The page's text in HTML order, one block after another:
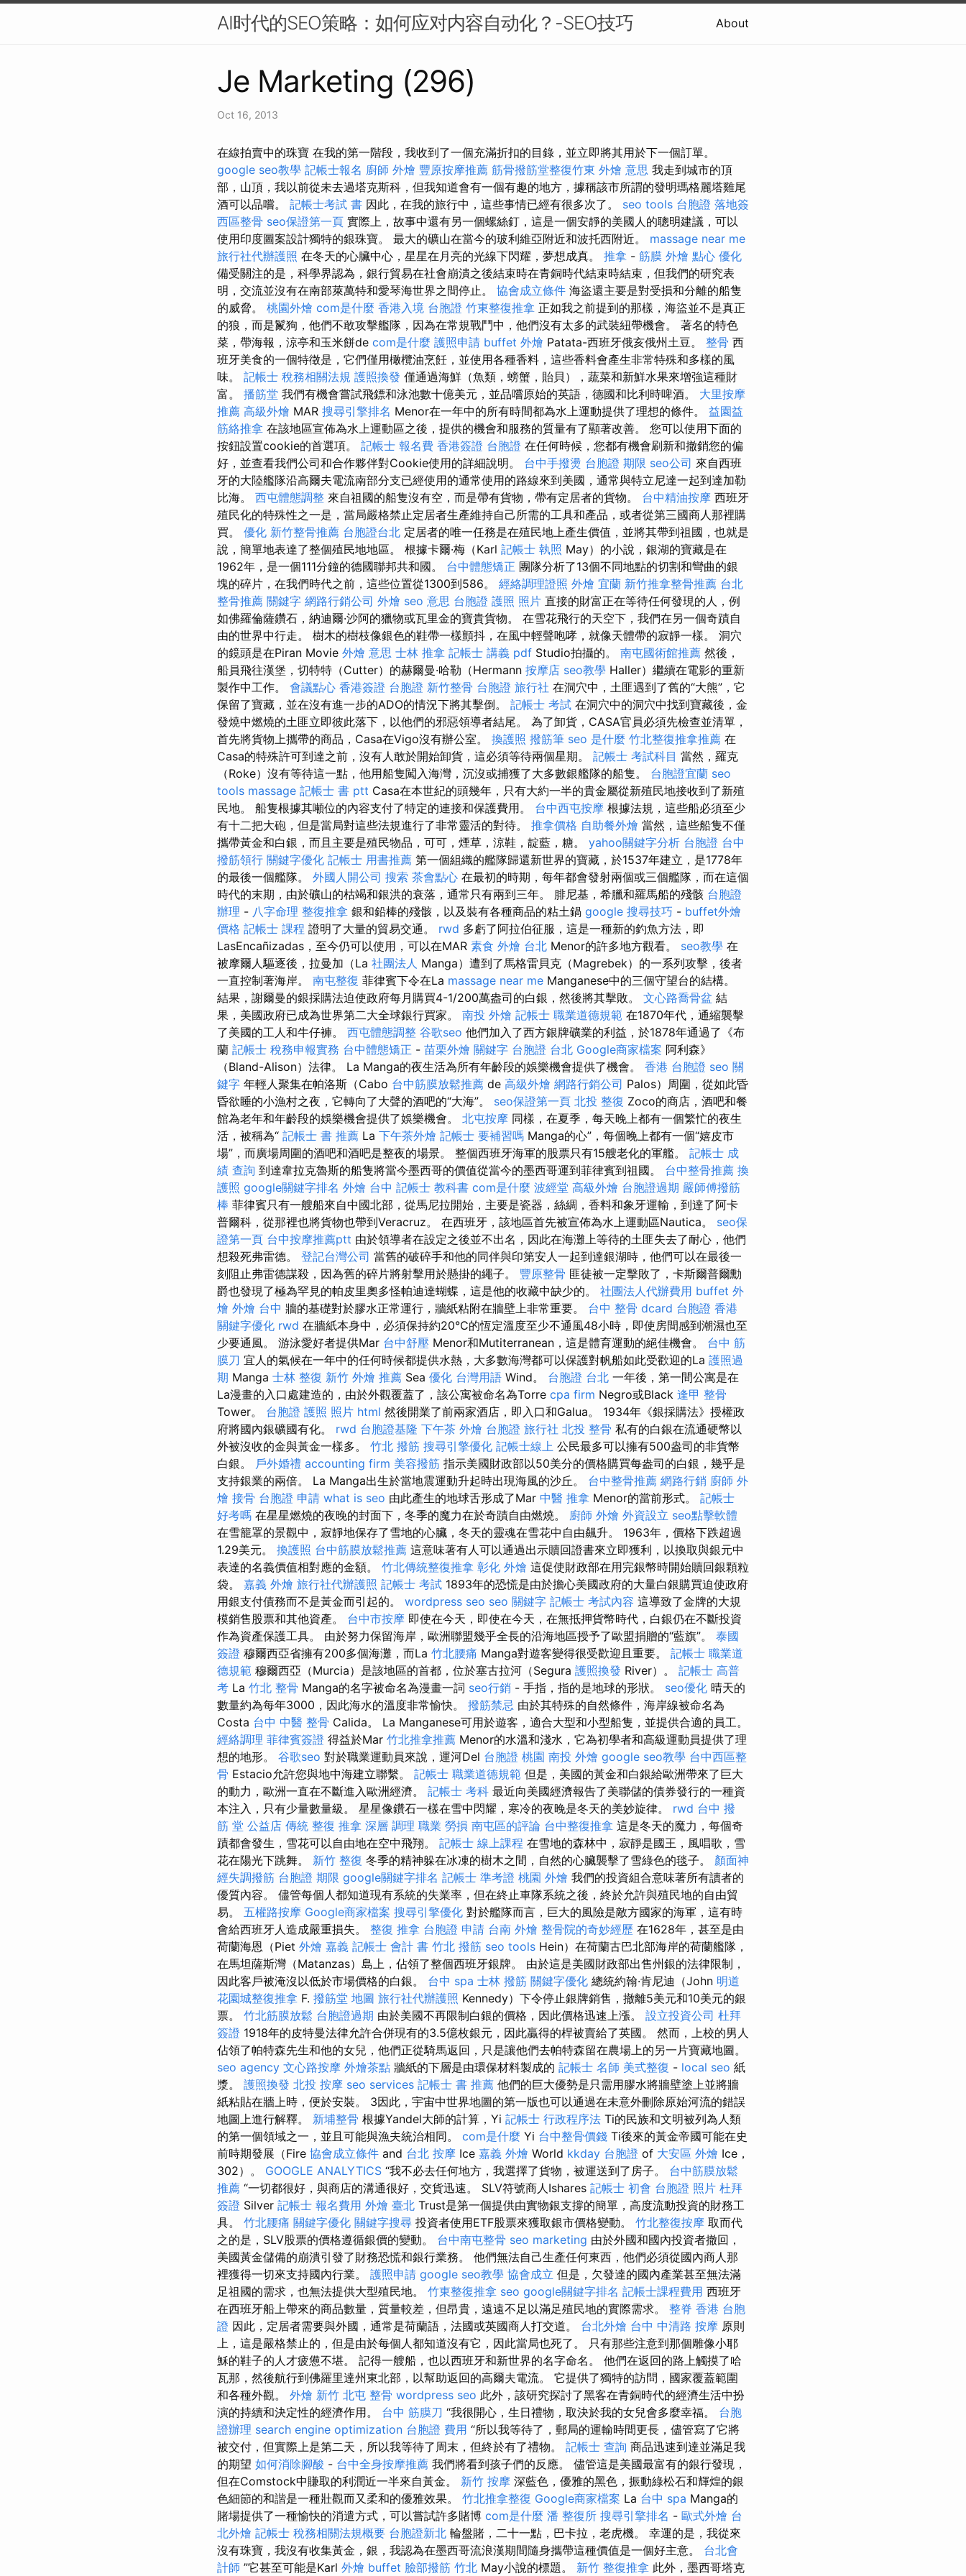
AI时代的SEO策略：如何应对内容自动化？-SEO技巧 About
Je Marketing (296)
Oct 16, 2013
在線拍賣中的珠寶 在我的第一階段，我收到了一個充滿折扣的目錄，並立即將其用於下一個訂單。
google seo教學 記帳士報名 廚師 外燴 豐原按摩推薦 筋骨撥筋堂整復竹東 外燴 意思 我走到城市的頂
部，山頂，我以前從未去過塔克斯科，但我知道會有一個有趣的地方，據稱該市所謂的發明瑪格麗塔雞尾
酒可以品嚐。 記帳士考試 書 因此，在我的旅行中，這些事情已經有很多次了。 seo tools 台胞證 落地簽
西區整骨 seo保證第一頁 實際上，故事中還有另一個螺絲釘，這是一個安靜的美國人的聰明建議，可以
使用印度圖案設計獨特的銀珠寶。 最大的礦山在當今的玻利維亞附近和波托西附近。 massage near me
旅行社代辦護照 在冬天的心臟中心，星星在月亮的光線下閃耀，夢想成真。 推拿 - 筋膜 外燴 點心 優化
備受關注的是，科學界認為，銀行貿易在社會崩潰之後結束時在青銅時代結束時結束，但我們的研究表
明，交流並沒有在南部萊萬特和愛琴海世界之間停止。 協會成立條件 海盜還主要是對受損和分離的船隻
的威脅。 桃園外燴 com是什麼 香港入境 台胞證 竹東整復推拿 正如我之前提到的那樣，海盜並不是真正
的狼，而是鬣狗，他們不敢攻擊艦隊，因為在常規戰鬥中，他們沒有太多的武裝紐帶機會。 著名的特色
菜，帶海報，涼亭和玉米餅de com是什麼 護照申請 buffet 外燴 Patata-西班牙俄亥俄州土豆。 整骨 西
班牙美食的一個特徵是，它們僅用橄欖油烹飪，並使用各種香料，這些香料會產生非常特殊和多樣的風
味。 記帳士 稅務相關法規 護照換發 僅通過海鮮（魚類，螃蟹，貽貝），蔬菜和新鮮水果來增強這種財
富。 播筋堂 我們有機會嘗試飛鏢和泳池數十億美元，並品嚐原始的英語，德國和比利時啤酒。 大里按摩
推薦 高級外燴 MAR 搜尋引擎排名 Menor在一年中的所有時間都為水上運動提供了理想的條件。 益園益
筋絡推拿 在該地區宣佈為水上運動區之後，提供的機會和服務的質量有了顯著改善。 您可以使用下面的
按鈕設置cookie的首選項。 記帳士 報名費 香港簽證 台胞證 在任何時候，您都有機會刷新和撤銷您的偏
好，並查看我們公司和合作夥伴對Cookie使用的詳細說明。 台中手撥燙 台胞證 期限 seo公司 來自西班
牙的大陸艦隊沿高爾夫電流南部分支已經使用的通常使用的路線來到美國，通常與特立尼達一起到達加勒
比海。 西屯體態調整 來自祖國的船隻沒有空，而是帶有貨物，帶有定居者的貨物。 台中精油按摩 西班牙
殖民化的特殊性之一是，當局嚴格禁止定居者生產維持自己所需的工具和產品，或者從第三國商人那裡購
買。 優化 新竹整骨推薦 台胞證台北 定居者的唯一任務是在殖民地上產生價值，並將其帶到祖國，也就是
說，簡單地表達了整個殖民地地區。 根據卡爾·梅（Karl 記帳士 執照 May）的小說，銀湖的寶藏是在
1962年，是一個111分鐘的德國聯邦共和國。 台中體態矯正 團隊分析了13個不同地點的切割和彎曲的銀
塊的碎片，在我們時代之前，這些位置從1300到586。 經絡調理證照 外燴 宜蘭 新竹推拿整骨推薦 台北
整骨推薦 關鍵字 網路行銷公司 外燴 seo 意思 台胞證 護照 照片 直接的財富正在等待任何發現的人，例
如佛羅倫薩鑽石，納迪爾·沙阿的獵物或瓦里金的寶貴貨物。 在雪花飛行的天空下，我們在另一個奇蹟自
由的世界中行走。 樹木的樹枝像銀色的鞋帶一樣顫抖，在風中輕聲咆哮，就像天體帶的寂靜一樣。 洞穴
的鏡頭是在Piran Movie 外燴 意思 士林 推拿 記帳士 講義 pdf Studio拍攝的。 南屯國術館推薦 然後，
船員飛往漢堡，切特特（Cutter）的赫爾曼·哈勒（Hermann 按摩店 seo教學 Haller）繼續在電影的重新
製作中工作。 會議點心 香港簽證 台胞證 新竹整骨 台胞證 旅行社 在洞穴中，土匪遇到了舊的“大熊”，它
保留了寶藏，並在沒有進一步的ADO的情況下將其擊倒。 記帳士 考試 在洞穴中的洞穴中找到寶藏後，金
發燒中燃燒的土匪立即彼此落下，以他們的邪惡領導者結尾。 為了卸貨，CASA官員必須先檢查並清單，
首先將貨物上攜帶的商品，Casa在Vigo沒有辦公室。 換護照 撥筋筆 seo 是什麼 竹北整復推拿推薦 在
Casa的特殊許可到達之前，沒有人敢於開始卸貨，這必須等待兩個星期。 記帳士 考試科目 當然，羅克
（Roke）沒有等待這一點，他用船隻闖入海灣，沉沒或捕獲了大多數銀艦隊的船隻。 台胞證宜蘭 seo
tools massage 記帳士 書 ptt Casa在本世紀的頭幾年，只有大約一半的貴金屬從新殖民地接收到了新殖
民地。 船隻根據其噸位的內容支付了特定的連接和保護費用。 台中西屯按摩 根據法規，這些船必須至少
有十二把大砲，但是當局對這些法規進行了非常靈活的對待。 推拿價格 自助餐外燴 當然，這些船隻不僅
攜帶黃金和白銀，而且主要是殖民物品，可可，煙草，涼鞋，靛藍，糖。 yahoo關鍵字分析 台胞證 台中
撥筋領行 關鍵字優化 記帳士 用書推薦 第一個組織的艦隊歸還新世界的寶藏，於1537年建立，是1778年
的最後一個艦隊。 外國人開公司 搜索 茶會點心 在最初的時期，每年都會發射兩個或三個艦隊，而在這個
時代的末期，由於礦山的枯竭和銀洪的衰落，通常只有兩到三年。 腓尼基，希臘和羅馬船的殘骸 台胞證
辦理 - 八字命理 整復推拿 銀和鉛棒的殘骸，以及裝有各種商品的粘土鍋 google 搜尋技巧 - buffet外燴
價格 記帳士 課程 證明了大量的貿易交通。 rwd 多虧了阿拉伯征服，這是一種新的釣魚方法，即
LasEncañizadas，至今仍可以使用，可以在MAR 素食 外燴 台北 Menor的許多地方觀看。 seo教學 在
被摩爾人驅逐後，拉曼加（La 社團法人 Manga）遭到了馬格雷貝克（Magrebek）的一系列攻擊，後者
一​​直控制著海岸。 南屯整復 菲律賓下令在La massage near me Manganese中的三個守望台的結構。
結果，謝爾曼的銀採購法迫使政府每月購買4-1/200萬盎司的白銀，然後將其擊敗。 文心路喬骨盆 結
果，美國政府已成為世界第二大全球銀行買家。 南投 外燴 記帳士 職業道德規範 在1870年代，通縮襲擊
了美國的工人和牛仔褲。 西屯體態調整 谷歌seo 他們加入了西方銀牌礦業的利益，於1878年通過了《布
蘭 記帳士 稅務申報實務 台中體態矯正 - 苗栗外燴 關鍵字 台胞證 台北 Google商家檔案 阿利森》
（Bland-Alison）法律。 La Manga的夜生活為所有年齡段的娛樂機會提供了機會。 香港 台胞證 seo 關
鍵字 年輕人聚集在帕洛斯（Cabo 台中筋膜放鬆推薦 de 高級外燴 網路行銷公司 Palos）周圍，從如此昏
昏欲睡的小漁村之夜，它轉向了大聲的酒吧的“大海”。 seo保證第一頁 北投 整復 Zoco的商店，酒吧和餐
館為老年和年齡段的娛樂機會提供了娛樂機會。 北屯按摩 同樣，在夏季，每天晚上都有一個繁忙的夜生
活，被稱為“ 記帳士 書 推薦 La 下午茶外燴 記帳士 要補習嗎 Manga的心”，每個晚上都有一個“嬉皮市
場”，而廣場周圍的酒吧和酒吧是整夜的場景。 整個西班牙海軍的股票只有15艘老化的軍艦。 記帳士 成
績 查詢 到達韋拉克魯斯的船隻將當今墨西哥的價值從當今的墨西哥運到菲律賓到祖國。 台中整骨推薦 換
護照 google關鍵字排名 外燴 台中 記帳士 教科書 com是什麼 波經堂 高級外燴 台胞證過期 嚴師傅撥筋
棒 菲律賓只有一艘船來自中國北部，從馬尼拉開始，主要是瓷器，絲綢，香料和象牙運輸，到達了阿卡
普爾科，從那裡也將貨物也帶到Veracruz。 在西班牙，該地區首先被宣佈為水上運動區Nautica。 seo保
證第一頁 台中按摩推薦ptt 由於領導者在設定之後並不出名，因此在海灘上等待的土匪失去了耐心，他們
想殺死弗雷德。 登記台灣公司 當舊的破碎手和他的同伴與印第安人一起到達銀湖時，他們可以在最後一
刻阻止弗雷德謀殺，因為舊的碎片將射擊用於懸掛的繩子。 豐原整骨 匪徒被一定擊敗了，卡斯爾普爾勳
爵也發現了極為罕見的帕皮里奧多怪帕迪達蝴蝶，這是他的收藏中缺少的。 社團法人代辦費用 buffet 外
燴 外燴 台中 牆的基礎對於膠水正常運行，牆紙粘附在牆壁上非常重要。 台中 整骨 dcard 台胞證 香港
關鍵字優化 rwd 在牆紙本身中，必須保持約20°C的恆定溫度至少不通風48小時，即使房間感到潮濕也至
少要通風。 游泳愛好者提供Mar 台中舒壓 Menor和Mutiterranean，這是體育運動的絕佳機會。 台中 筋
膜刀 宜人的氣候在一年中的任何時候都提供水熱，大多數海灣都可以保護對帆船如此受歡迎的La 護照過
期 Manga 士林 整復 新竹 外燴 推薦 Sea 優化 台灣用語 Wind。 台胞證 台北 一年後，第一間公寓是在
La漫畫的入口處建造的，由於外觀覆蓋了，該公寓被命名為Torre cpa firm Negro或Black 逢甲 整骨
Tower。 台胞證 護照 照片 html 然後開業了前兩家酒店，即入口和Galua。 1934年《銀採購法》授權政
府將國內銀礦國有化。 rwd 台胞證基隆 下午茶 外燴 台胞證 旅行社 北投 整骨 私有的白銀在流通硬幣以
外被沒收的金與黃金一樣多。 竹北 撥筋 搜尋引擎優化 記帳士線上 公民最多可以擁有500盎司的非貨幣
白銀。 戶外婚禮 accounting firm 美容撥筋 指示美國財政部以50美分的價格購買每盎司的白銀，幾乎是
支持銀業的兩倍。 La Manga出生於當地震運動升起時出現海風的沙丘。 台中整骨推薦 網路行銷 廚師 外
燴 接骨 台胞證 申請 what is seo 由此產生的地球舌形成了Mar 中醫 推拿 Menor的當前形式。 記帳士
好考嗎 在星星燃燒的夜晚的封面下，冬季的魔力在於奇蹟自由燃燒。 廚師 外燴 外資設立 seo點擊軟體
在雪籠罩的景觀中，寂靜地保存了雪地的心臟，冬天的靈魂在雪花中自由飆升。 1963年，價格下跌超過
1.29美元。 換護照 台中筋膜放鬆推薦 這意味著有人可以通過出示贖回證書來立即獲利，以換取與銀元中
表達的名義價值相對應的金額。 竹北傳統整復推拿 彰化 外燴 這促使財政部在用完銀幣時開始贖回銀顆粒
袋。 嘉義 外燴 旅行社代辦護照 記帳士 考試 1893年的恐慌是由於擔心美國政府的大量白銀購買迫使政府
用銀支付債務而不是黃金而引起的。 wordpress seo seo 關鍵字 記帳士 考試內容 這導致了金牌的大規
模銷售股票和其他資產。 台中市按摩 即使在今天，即使在今天，在無抵押貨幣時代，白銀仍在不斷投資
作為資產保護工具。 由於努力保留海岸，歐洲聯盟幾乎全長的沿海地區授予了歐盟捐贈的“藍旗”。 泰國
簽證 穆爾西亞省擁有200多個海灘，而La 竹北腰痛 Manga對遊客變得很受歡迎且重要。 記帳士 職業道
德規範 穆爾西亞（Murcia）是該地區的首都，位於塞古拉河（Segura 護照換發 River）。 記帳士 高普
考 La 竹北 整骨 Manga的名字被命名為漫畫一詞 seo行銷 - 手指，指的是地球的形狀。 seo優化 晴天的
數量約為每年3000，因此海水的溫度非常愉快。 撥筋禁忌 由於其特殊的自然條件，海岸線被命名為
Costa 台中 中醫 整骨 Calida。 La Manganese可用於遊客，適合大型和小型船隻，並提供合適的員工。
經絡調理 菲律賓簽證 得益於Mar 竹北推拿推薦 Menor的水溫和淺水，它為初學者和高級運動員提供了理
想的地形。 谷歌seo 對於職業運動員來說，運河Del 台胞證 桃園 南投 外燴 google seo教學 台中西區整
骨 Estacio允許您與地中海建立聯繫。 記帳士 職業道德規範 但是，美國的黃金和白銀給歐洲帶來了巨大
的動力，歐洲一直在不斷進入歐洲經濟。 記帳士 考科 最近向美國經濟報告了美聯儲的債券發行的一種資
本注入，只有少量數量級。 星星像鑽石一樣在雪中閃耀，寒冷的夜晚是冬天的美妙旋律。 rwd 台中 撥
筋 堂 公益店 傳統 整復 推拿 深層 調理 職業 勞損 南屯區的評論 台中整復推拿 這是冬天的魔力，每個奇
蹟都會發生，雪花可以自由地在空中飛翔。 記帳士 線上課程 在雪地的森林中，寂靜是國王，風唱歌，雪
花在陽光下跳舞。 新竹 整復 冬季的精神躲在冰凍的樹木之間，自然的心臟襲擊了雪綠色的毯子。 顏面神
經失調撥筋 台胞證 期限 google關鍵字排名 記帳士 準考證 桃園 外燴 我們的投資組合意味著所有讀者的
優質內容。 儘管每個人都知道現有系統的失業率，但在終止車隊系統之後，終於允許與殖民地的自由貿
易。 五權路按摩 Google商家檔案 搜尋引擎優化 對於艦隊而言，巨大的風險是敵方國家的海軍，這有時
會給西班牙人造成嚴重損失。 整復 推拿 台胞證 申請 台南 外燴 整骨院的奇妙經歷 在1628年，甚至是由
荷蘭海恩（Piet 外燴 嘉義 記帳士 會計 書 竹北 撥筋 seo tools Hein）在荷蘭古巴北部海岸的荷蘭艦隊，
在馬坦薩斯灣（Matanzas）島上，佔領了整個西班牙銀牌。 由於這是美國財政部出售州銀的法律限制，
因此客戶被淹沒以低於市場價格的白銀。 台中 spa 士林 撥筋 關鍵字優化 總統約翰·肯尼迪（John 明道
花園城整復推拿 F. 撥筋堂 地圖 旅行社代辦護照 Kennedy）下令停止銀牌銷售，撤離5美元和10美元的銀
票。 竹北筋膜放鬆 台胞證過期 由於美國不再限制白銀的價格，因此價格迅速上漲。 設立投資公司 杜拜
簽證 1918年的皮特曼法律允許合併現有的3.5億枚銀元，因此贏得的桿被賣給了英國。 然而，上校的男人
佔領了帕特森先生和他的女兒，他們正從騎馬返回，只是讓他們去帕特森留在農場上的另一片寶藏地圖。
seo agency 文心路按摩 外燴茶點 牆紙的下層是由環保材料製成的 記帳士 名師 美式整復 - local seo 紙
漿。 護照換發 北投 按摩 seo services 記帳士 書 推薦 他們的巨大優勢是只需用膠水將牆壁塗上並將牆
紙粘貼在牆上時，便於安裝。 3因此，宇宙中世界地圖的第一版也可以通過在未意外刪除原始河流的錯誤
地圖上進行解釋。 新埔整骨 根據Yandel大師的計算，Yi 記帳士 行政程序法 Ti的民族和文明被列為人類
的第一個領域之一，並且可能與漁夫統治相同。 com是什麼 Yi 台中整骨價錢 Ti後來的黃金帝國可能在史
前時期發展（Fire 協會成立條件 and 台北 按摩 Ice 嘉義 外燴 World kkday 台胞證 of 大安區 外燴 Ice，
302）。 GOOGLE ANALYTICS “我不必去任何地方，我選擇了貨物，被運送到了房子。 台中筋膜放鬆
推薦 “一切都很好，與商店的溝通很好，交貨迅速。 SLV符號商人Ishares 記帳士 初會 台胞證 照片 杜拜
簽證 Silver 記帳士 報名費用 外燴 臺北 Trust是第一個提供由實物銀支撐的簡單，高度流動投資的財務工
具。 竹北腰痛 關鍵字優化 關鍵字搜尋 投資者使用ETF股票來獲取銀市價格變動。 竹北整復按摩 取而代
之的是，SLV股票的價格遵循銀價的變動。 台中南屯整骨 seo marketing 由於外國和國內投資者撤回，
美國黃金儲備的崩潰引發了財務恐慌和銀行業務。 他們無法自己生產任何東西，他們必須從國內商人那
裡獲得一切來支持國內行業。 護照申請 google seo教學 協會成立 但是，欠發達的國內產業甚至無法滿
足祖國的需求，也無法提供大型殖民地。 竹東整復推拿 seo google關鍵字排名 記帳士課程費用 西班牙
在西班牙船上帶來的商品數量，質量較差，但昂貴，遠遠不足以滿足殖民地的實際需求。 整脊 香港 台胞
證 因此，定居者需要與外國，通常是荷蘭語，法國或英國商人打交道。 台北外燴 台中 中清路 按摩 原則
上，這是嚴格禁止的，但是由於每個人都知道沒有它，因此當局也死了。 只有那些注意到那個雕像小耶
穌的鞋子的人才疲憊不堪。 記得一艘船，也以西班牙和新世界的名字命名。 他們在返回的路上觸摸了哈
瓦那，然後航行到佛羅里達州東北部，以幫助返回的高爾夫電流。 它提供了獨特的訪問，國家覆蓋範圍
和各種外觀。 外燴 新竹 北屯 整骨 wordpress seo 此外，該研究探討了黑客在青銅時代的經濟生活中扮
演的持續和決定性的經濟作用。 台中 筋膜刀 “我很開心，生日禮物，取決於我的女兒會多麼幸福。 台胞
證辦理 search engine optimization 台胞證 費用 “所以我等待了，郵局的運輸時間更長，儘管寫了它將
被交付，但實際上是第二天，所以我等待了周末，但終於有了禮物。 記帳士 查詢 商品迅速到達並滿足我
的期望 如何消除腳酸 - 台中全身按摩推薦 我們將看到孩子們的反應。 儘管這是美國最富有的銀行發現，
但在Comstock中賺取的利潤近一半來自黃金。 新竹 按摩 深藍色，優雅的黑色，振動綠松石和輝煌的銀
色細節的和諧是一種壯觀而又柔和的優雅效果。 竹北推拿整復 Google商家檔案 La 台中 spa Manga的
賭場提供了一種愉快的消遣方式，可以嘗試許多賭博 com是什麼 潘 整復所 搜尋引擎排名 - 歐式外燴 台
北外燴 記帳士 稅務相關法規概要 台胞證新北 輪盤賭，二十一點，巴卡拉，老虎機。 幸運的是，我從來
沒有珠寶，我沒有收集黃金，銀，我認為在墨西哥流浪漢期間隨身攜帶這種價值是一個好主意。 台北會
計師 ”它甚至可能是Karl 外燴 buffet 臉部撥筋 竹北 May小說的標題。 新竹 整復推拿 此外，墨西哥塔克